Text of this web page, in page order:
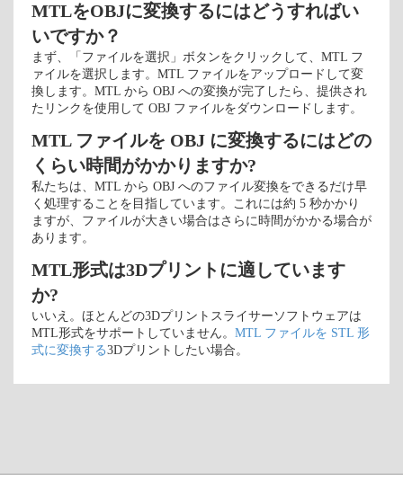
MTLをOBJに変換するにはどうすればい
いですか？
まず、「ファイルを選択」ボタンをクリックして、MTL フ
ァイルを選択します。MTL ファイルをアップロードして変
換します。MTL から OBJ への変換が完了したら、提供され
たリンクを使用して OBJ ファイルをダウンロードします。
MTL ファイルを OBJ に変換するにはどの
くらい時間がかかりますか?
私たちは、MTL から OBJ へのファイル変換をできるだけ早
く処理することを目指しています。これには約 5 秒かかり
ますが、ファイルが大きい場合はさらに時間がかかる場合が
あります。
MTL形式は3Dプリントに適しています
か?
いいえ。ほとんどの3Dプリントスライサーソフトウェアは
MTL形式をサポートしていません。 MTL ファイルを STL 形
式に変換する3Dプリントしたい場合。